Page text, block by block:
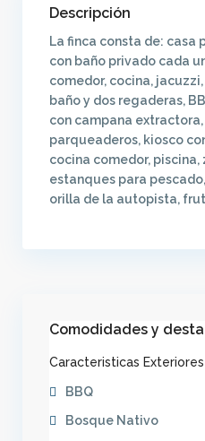
Descripción
La finca consta de: casa
con baño privado cada
comedor, cocina,
baño y dos regaderas,
con campana
parqueaderos, kiosco
cocina comedor, piscina,
estanques para
orilla de la autopista,
Comodidades y
Caracteristicas Exteriores
BBQ
Bosque Nativo